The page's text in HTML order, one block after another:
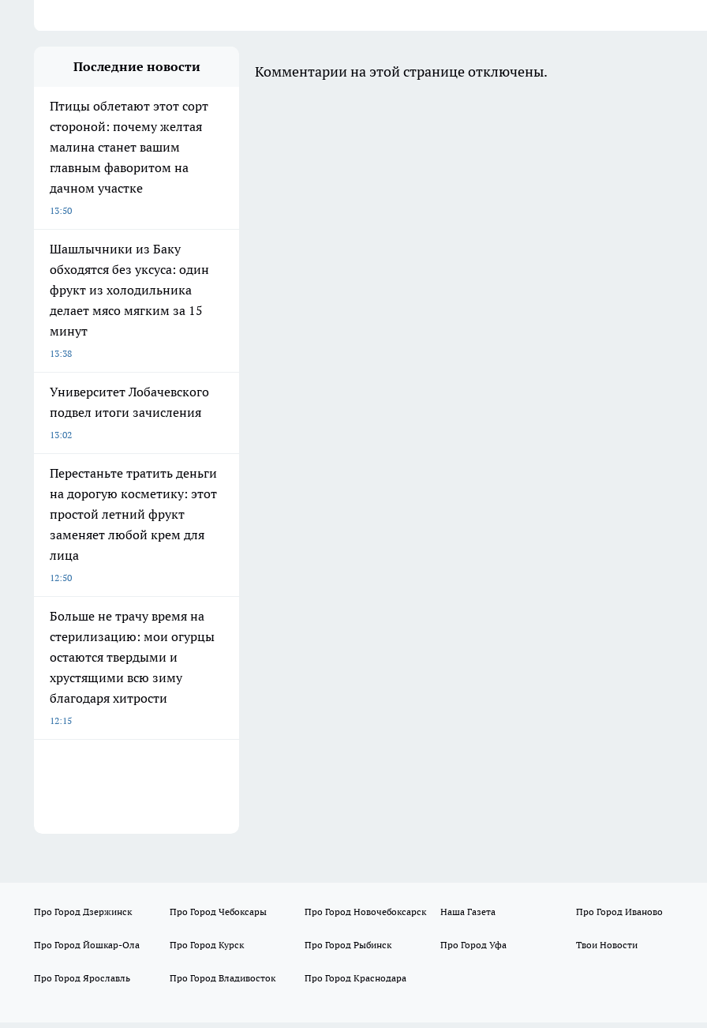
Последние новости
Птицы облетают этот сорт
стороной: почему желтая
малина станет вашим
главным фаворитом на
дачном участке
13:50
Шашлычники из Баку
обходятся без уксуса: один
фрукт из холодильника
делает мясо мягким за 15
минут
13:38
Университет Лобачевского
подвел итоги зачисления
13:02
Перестаньте тратить деньги
на дорогую косметику: этот
простой летний фрукт
заменяет любой крем для
лица
12:50
Больше не трачу время на
стерилизацию: мои огурцы
остаются твердыми и
хрустящими всю зиму
благодаря хитрости
12:15
Комментарии на этой странице отключены.
Про Город Дзержинск Про Город Чебоксары Про Город Новочебоксарск Наша Газета Про Город Иваново
Про Город Йошкар-Ола Про Город Курск Про Город Рыбинск Про Город Уфа Твои Новости
Про Город Ярославль Про Город Владивосток Про Город Краснодара